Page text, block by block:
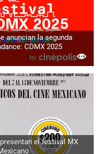
anuncian la segunda
CDMX 2025
el festival MX